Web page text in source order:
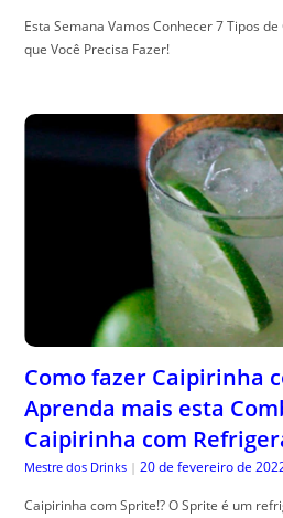
Esta Semana Vamos Conhecer 7 Tipos
que Você Precisa Fazer!
Como fazer Caipirinha
Aprenda mais esta
Caipirinha com
Mestre dos Drinks | 20 de fevereiro de
Caipirinha com Sprite!? O Sprite é um